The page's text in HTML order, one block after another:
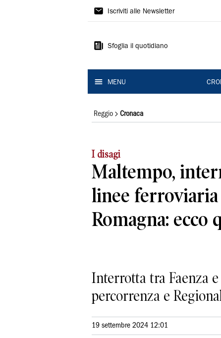
Gazzetta
Reggio
Iscriviti alle Newsletter
Sfoglia il quotidiano
MENU
Reggio Cronaca
I disagi
Maltempo,
linee
Romagna: ecco
Interrotta tra Faenza
percorrenza e
19 settembre 2024 12:01